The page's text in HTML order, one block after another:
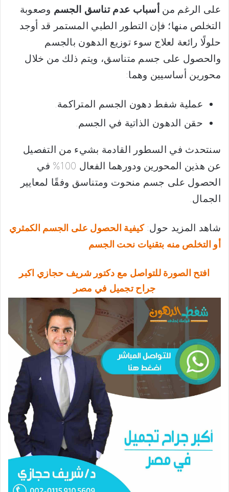
على الرغم من أسباب عدم تناسق الجسم وصعوبة
التخلص منها؛ فإن التطور الطبي المستمر قد أوجد
حلولًا رائعة لعلاج سوء توزيع الدهون بالجسم
والحصول على جسم متناسق، ويتم ذلك من خلال
محورين أساسيين وهما:
عملية شفط دهون الجسم المتراكمة.
حقن الدهون الذاتية في الجسم.
سنتحدث في السطور القادمة بشيء من التفصيل
عن هذين المحورين ودورهما الفعال 100% في
الحصول على جسم منحوت ومتناسق وفقًا لمعايير
الجمال.
شاهد المزيد حول:كيفية الحصول على الجسم الكمثري
أو التخلص منه بتقنيات نحت الجسم
افتح الصورة للتواصل مع دكتور شريف حجازي اكبر
جراح تجميل في مصر